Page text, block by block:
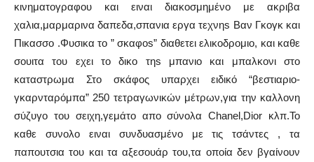
κινηματογραφου και ειναι διακοσμημένο με ακριβα
χαλια,μαρμαρινα δαπεδα,σπανια εργα τεχνηs Βαν Γκογκ και
Πικασσο .Φυσικα το ” σκαφοs” διαθετει ελικοδρομιο, και καθε
σουιτα του εχει το δικο τηs μπανιο και μπαλκονι στο
καταστρωμα Στο σκάφος υπαρχει ειδικό “βεστιαριο-
γκαρνταρόμπα” 250 τετραγωνικών μέτρων,για την καλλονη
σύζυγο του σειχη,γεμάτο απο σύνολα Chanel,Dior κλπ.Το
καθε συνολο ειναι συνδυασμένο με τις τσάντες , τα
παπουτσια του και τα αξεσουάρ του,τα οποία δεν βγαίνουν